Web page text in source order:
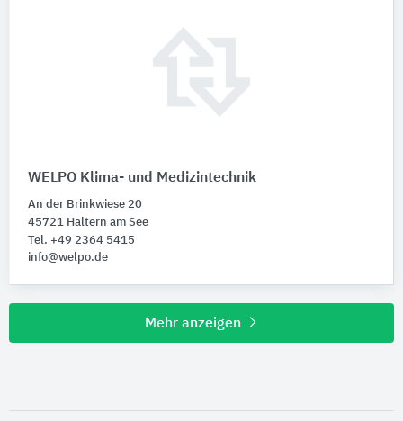
WELPO Klima- und Medizintechnik
An der Brinkwiese 20
45721 Haltern am See
Tel. +49 2364 5415
info@welpo.de
Mehr anzeigen